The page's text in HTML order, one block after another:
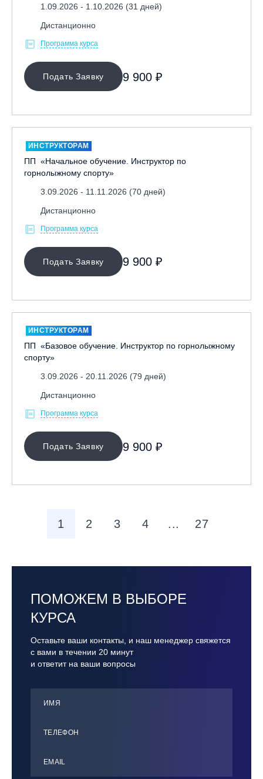
1.09.2026 - 1.10.2026 (31 дней)
Дистанционно
Программа курса
Подать Заявку 9 900 ₽
ИНСТРУКТОРАМ
ПП «Начальное обучение. Инструктор по
горнолыжному спорту»
3.09.2026 - 11.11.2026 (70 дней)
Дистанционно
Программа курса
Подать Заявку 9 900 ₽
ИНСТРУКТОРАМ
ПП «Базовое обучение. Инструктор по горнолыжному
спорту»
3.09.2026 - 20.11.2026 (79 дней)
Дистанционно
Программа курса
Подать Заявку 9 900 ₽
1 2 3 4 ... 27
ПОМОЖЕМ В ВЫБОРЕ
КУРСА
Оставьте ваши контакты, и наш менеджер свяжется
с вами в течении 20 минут
и ответит на ваши вопросы
ИМЯ
ТЕЛЕФОН
ЕMАIL